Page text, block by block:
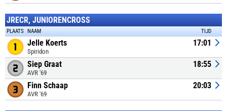
JRECR, JUNIORENCROSS
PLAATS NAAM TIJD
Jelle Koerts
Spiridon
17:01
Siep Graat
AVR '69
18:55
Finn Schaap
AVR '69
20:03